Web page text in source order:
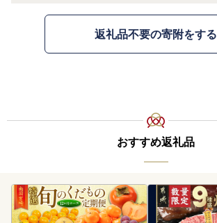
返礼品不要の寄附をする
おすすめ返礼品